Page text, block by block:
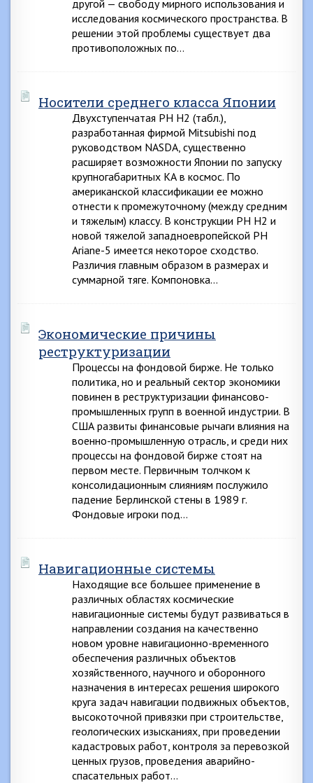
другой — свободу мирного использования и
исследования космического пространства. В
решении этой проблемы существует два
противоположных по…
Носители среднего класса Японии
Двухступенчатая РН Н2 (табл.),
разработанная фирмой Mitsubishi под
руководством NASDA, существенно
расширяет возможности Японии по запуску
крупногабаритных КА в космос. По
американской классификации ее можно
отнести к промежуточному (между средним
и тяжелым) классу. В конструкции РН Н2 и
новой тяжелой западноевропейской РН
Ariane-5 имеется некоторое сходство.
Различия главным образом в размерах и
суммарной тяге. Компоновка…
Экономические причины
реструктуризации
Процессы на фондовой бирже. Не только
политика, но и реальный сектор экономики
повинен в реструктуризации финансово-
промышленных групп в военной индустрии. В
США развиты финансовые рычаги влияния на
военно-промышленную отрасль, и среди них
процессы на фондовой бирже стоят на
первом месте. Первичным толчком к
консолидационным слияниям послужило
падение Берлинской стены в 1989 г.
Фондовые игроки под…
Навигационные системы
Находящие все большее применение в
различных областях космические
навигационные системы будут развиваться в
направлении создания на качественно
новом уровне навигационно-временного
обеспечения различных объектов
хозяйственного, научного и оборонного
назначения в интересах решения широкого
круга задач навигации подвижных объектов,
высокоточной привязки при строительстве,
геологических изысканиях, при проведении
кадастровых работ, контроля за перевозкой
ценных грузов, проведения аварийно-
спасательных работ…